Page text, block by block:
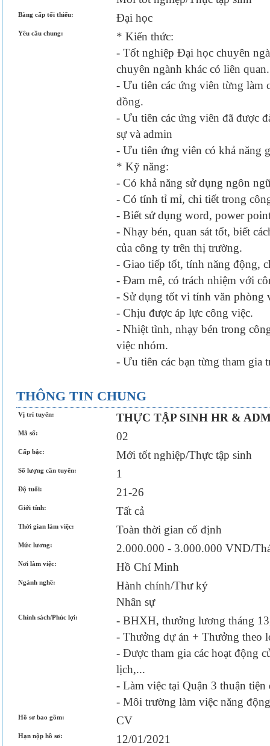
Bằng cấp tối thiểu: Đại học
Yêu cầu chung:
* Kiến thức:
- Tốt nghiệp Đại học chuyên
chuyên ngành khác có liên quan.
- Ưu tiên các ứng viên từng làm
đồng.
- Ưu tiên các ứng viên đã được
sự và admin
- Ưu tiên ứng viên có khả năng
* Kỹ năng:
- Có khả năng sử dụng ngôn
- Có tính tỉ mỉ, chi tiết trong
- Biết sử dụng word, power
- Nhạy bén, quan sát tốt, biết
của công ty trên thị trường.
- Giao tiếp tốt, tính năng động,
- Đam mê, có trách nhiệm với
- Sử dụng tốt vi tính văn phòng
- Chịu được áp lực công việc.
- Nhiệt tình, nhạy bén trong
việc nhóm.
- Ưu tiên các bạn từng tham gia
THÔNG TIN CHUNG
Vị trí tuyển: THỰC TẬP SINH HR &
Mã số: 02
Cấp bậc: Mới tốt nghiệp/Thực tập sinh
Số lượng cần tuyển: 1
Độ tuổi: 21-26
Giới tính: Tất cả
Thời gian làm việc: Toàn thời gian cố định
Mức lương: 2.000.000 - 3.000.000 VND/
Nơi làm việc: Hồ Chí Minh
Ngành nghề:
Hành chính/Thư ký
Nhân sự
Chính sách/Phúc lợi:
- BHXH, thưởng lương tháng
- Thưởng dự án + Thưởng theo
- Được tham gia các hoạt động
lịch,...
- Làm việc tại Quận 3 thuận tiện
- Môi trường làm việc năng
Hồ sơ bao gồm: CV
Hạn nộp hồ sơ: 12/01/2021